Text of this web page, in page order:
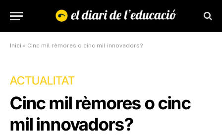
Inici » Cinc mil rèmores o cinc mil innovadors?
ACTUALITAT
Cinc mil rèmores o cinc
mil innovadors?